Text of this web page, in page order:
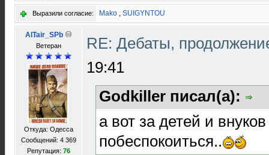
Выразили согласие: Mako , SUIGYNTOU
AlTair_SPb
Ветеран
Откуда: Одесса
Сообщений: 4 369
Репутация: 76
RE: Дебаты,
19:41
Godkiller писал(а):
а вот за детей и
побеспокоиться..